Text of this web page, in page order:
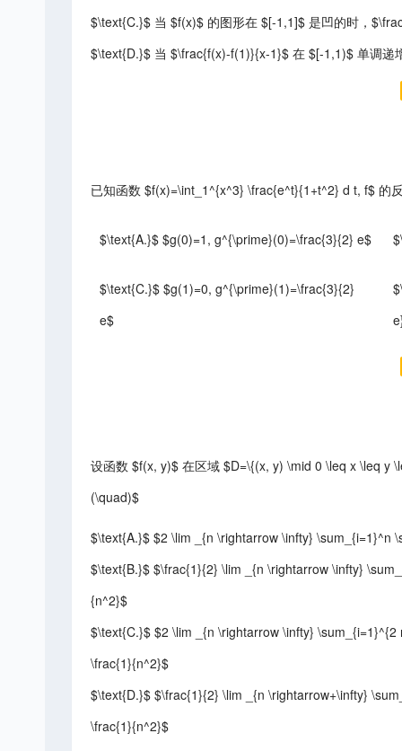
$\text{C.}$ 当 $f(x)$ 的图形在 $[-1,1]$ 是凹的时，
$\text{D.}$ 当 $\frac{f(x)-f(1)}{x-1}$ 在 $[-1,1)$ 单调递
已知函数 $f(x)=\int_1^{x^3} \frac{e^t}{1+t^2} d t, f$ 的
$\text{A.}$ $g(0)=1, g^{\prime}(0)=\frac{3}{2} e$
$\text{C.}$ $g(1)=0, g^{\prime}(1)=\frac{3}{2}
e$
设函数 $f(x, y)$ 在区域 $D=\{(x, y) \mid 0 \leq x \leq y
(\quad)$
$\text{A.}$ $2 \lim _{n \rightarrow \infty}
$\text{B.}$ $\frac{1}{2} \lim _{n \rightarrow \infty}
{n^2}$
$\text{C.}$ $2 \lim _{n \rightarrow \infty}
\frac{1}{n^2}$
$\text{D.}$ $\frac{1}{2} \lim _{n \rightarrow+\infty}
\frac{1}{n^2}$